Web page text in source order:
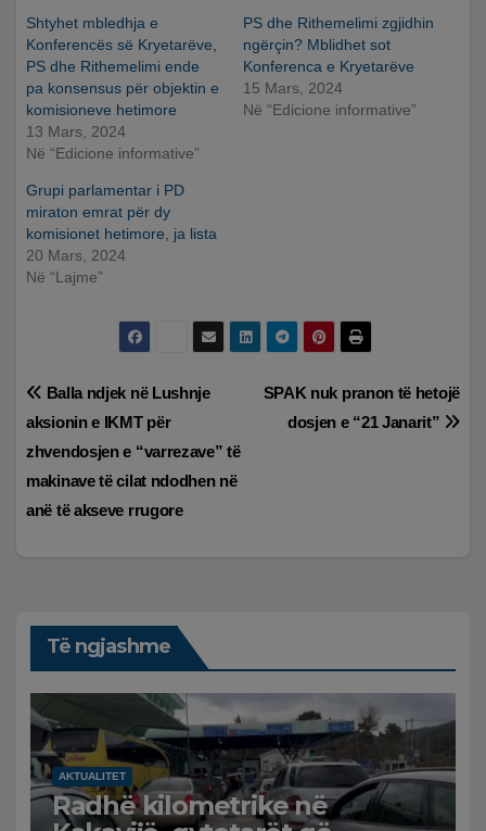
Shtyhet mbledhja e
Konferencës së Kryetarëve,
PS dhe Rithemelimi ende
pa konsensus për objektin e
komisioneve hetimore
13 Mars, 2024
Në “Edicione informative”
PS dhe Rithemelimi zgjidhin
ngërçin? Mblidhet sot
Konferenca e Kryetarëve
15 Mars, 2024
Në “Edicione informative”
Grupi parlamentar i PD
miraton emrat për dy
komisionet hetimore, ja lista
20 Mars, 2024
Në “Lajme”
Lëvizje
te
postimet
SPAK nuk pranon të hetojë
dosjen e “21 Janarit”
Balla ndjek në Lushnje
aksionin e IKMT për
zhvendosjen e “varrezave” të
makinave të cilat ndodhen në
anë të akseve rrugore
Të ngjashme
AKTUALITET
Radhë kilometrike në